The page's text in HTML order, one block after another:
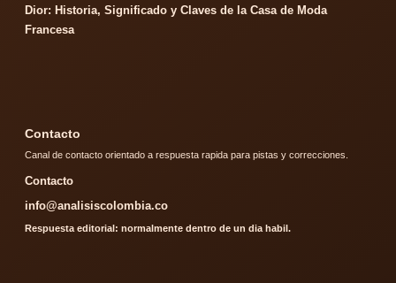
Dior: Historia, Significado y Claves de la Casa de Moda
Francesa
Contacto
Canal de contacto orientado a respuesta rapida para pistas y correcciones.
Contacto
info@analisiscolombia.co
Respuesta editorial: normalmente dentro de un dia habil.